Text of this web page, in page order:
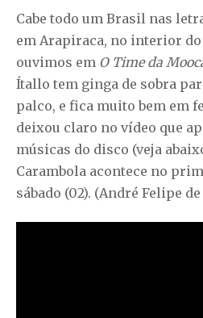
Cabe todo um Brasil nas
em Arapiraca, no interior do
ouvimos em O Time da
Ítallo tem ginga de sobra
palco, e fica muito bem em
deixou claro no vídeo que
músicas do disco (veja
Carambola acontece no
sábado (02). (André Felipe